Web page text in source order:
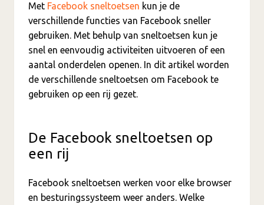
Met Facebook sneltoetsen kun je de
verschillende functies van Facebook sneller
gebruiken. Met behulp van sneltoetsen kun je
snel en eenvoudig activiteiten uitvoeren of een
aantal onderdelen openen. In dit artikel worden
de verschillende sneltoetsen om Facebook te
gebruiken op een rij gezet.
De Facebook sneltoetsen op
een rij
Facebook sneltoetsen werken voor elke browser
en besturingssysteem weer anders. Welke